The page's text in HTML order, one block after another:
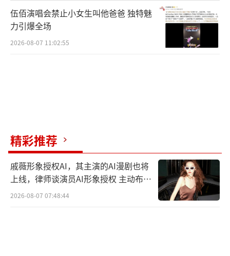
伍佰演唱会禁止小女生叫他爸爸 独特魅
力引爆全场
2026-08-07 11:02:55
精彩推荐
戚薇形象授权AI，其主演的AI漫剧也将
上线，律师谈演员AI形象授权 主动布局
数字资产
2026-08-07 07:48:44